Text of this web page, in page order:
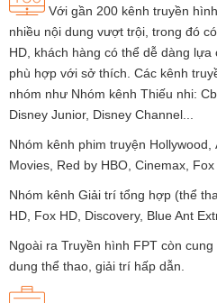
Với gần 200 kênh truyền
nhiều nội dung vượt trội, trong đó
HD, khách hàng có thể dễ dàng
phù hợp với sở thích. Các kênh
nhóm như Nhóm kênh Thiếu nhi:
Disney Junior, Disney Channel...
Nhóm kênh phim truyện Hollywood,
Movies, Red by HBO, Cinemax, Fox
Nhóm kênh Giải trí tổng hợp (thể
HD, Fox HD, Discovery, Blue Ant
Ngoài ra Truyền hình FPT còn
dung thể thao, giải trí hấp dẫn.